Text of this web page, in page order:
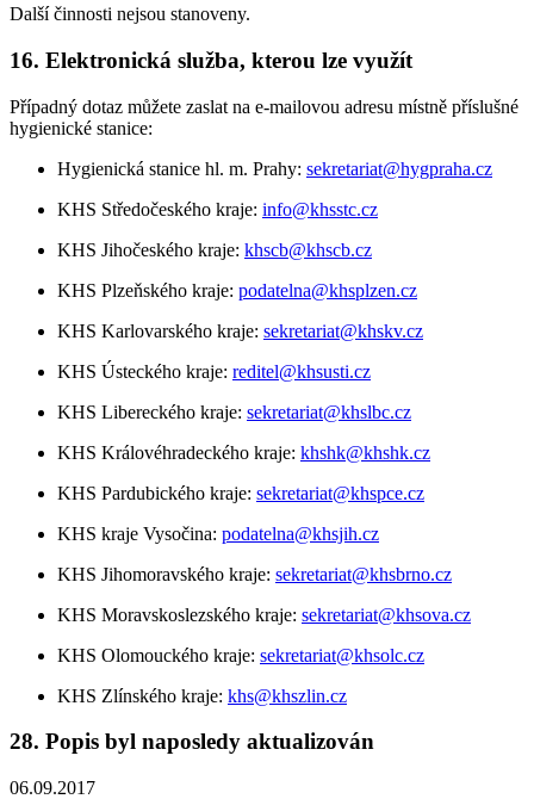
Další činnosti nejsou stanoveny.
16. Elektronická služba, kterou lze využít
Případný dotaz můžete zaslat na e-mailovou adresu místně příslušné
hygienické stanice:
Hygienická stanice hl. m. Prahy: sekretariat@hygpraha.cz
KHS Středočeského kraje: info@khsstc.cz
KHS Jihočeského kraje: khscb@khscb.cz
KHS Plzeňského kraje: podatelna@khsplzen.cz
KHS Karlovarského kraje: sekretariat@khskv.cz
KHS Ústeckého kraje: reditel@khsusti.cz
KHS Libereckého kraje: sekretariat@khslbc.cz
KHS Královéhradeckého kraje: khshk@khshk.cz
KHS Pardubického kraje: sekretariat@khspce.cz
KHS kraje Vysočina: podatelna@khsjih.cz
KHS Jihomoravského kraje: sekretariat@khsbrno.cz
KHS Moravskoslezského kraje: sekretariat@khsova.cz
KHS Olomouckého kraje: sekretariat@khsolc.cz
KHS Zlínského kraje: khs@khszlin.cz
28. Popis byl naposledy aktualizován
06.09.2017